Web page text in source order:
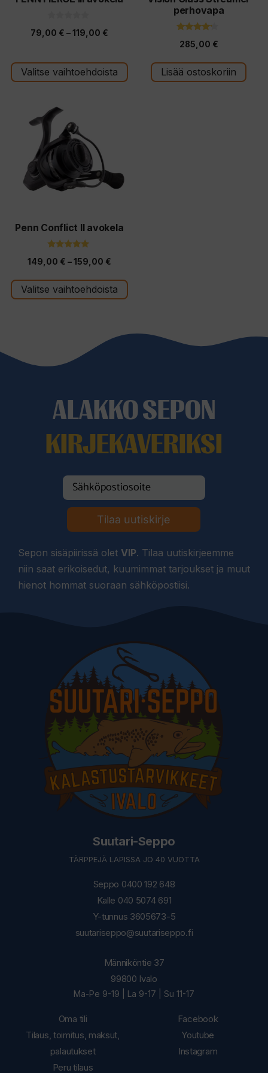
5
ä
79,00 € – 119,00 €Hintaluokka:
-
119,00 €
Valitse vaihtoehdoista
perhovapa
5:stä
285,00 €
Lisää ostoskoriin
Penn Conflict II avokela
5:stä
149,00 € – 159,00 €Hintaluokka:
-
Valitse vaihtoehdoista
tuotteella
useampi
muunnelma.
Voit
tehdä
tuotteen
ALAKKO SEPON
KIRJEKAVERIKSI
Tilaa uutiskirje
Sepon sisäpiirissä olet VIP. Tilaa uutiskirjeemme
niin saat erikoisedut, kuumimmat tarjoukset ja muut
hienot hommat suoraan sähköpostiisi.
Suutari-Seppo
TÄRPPEJÄ LAPISSA JO 40 VUOTTA
Seppo 0400 192 648
Kalle 040 5074 691
Y-tunnus 3605673-5
suutariseppo@suutariseppo.fi
Oma tili
Tilaus, toimitus, maksut,
palautukset
Peru tilaus
Männiköntie 37
99800 Ivalo
Ma-Pe 9-19 | La 9-17 | Su 11-17
Facebook
Youtube
Instagram